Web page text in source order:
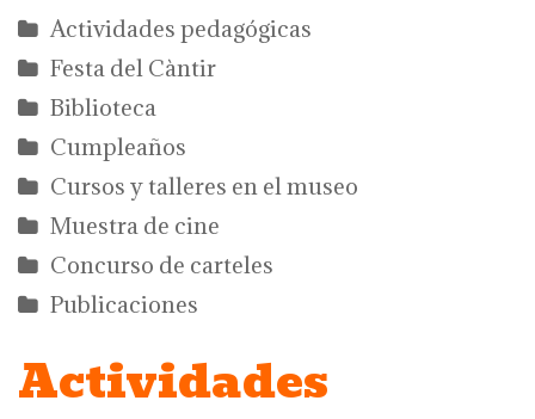
Actividades pedagógicas
Festa del Càntir
Biblioteca
Cumpleaños
Cursos y talleres en el museo
Muestra de cine
Concurso de carteles
Publicaciones
Actividades